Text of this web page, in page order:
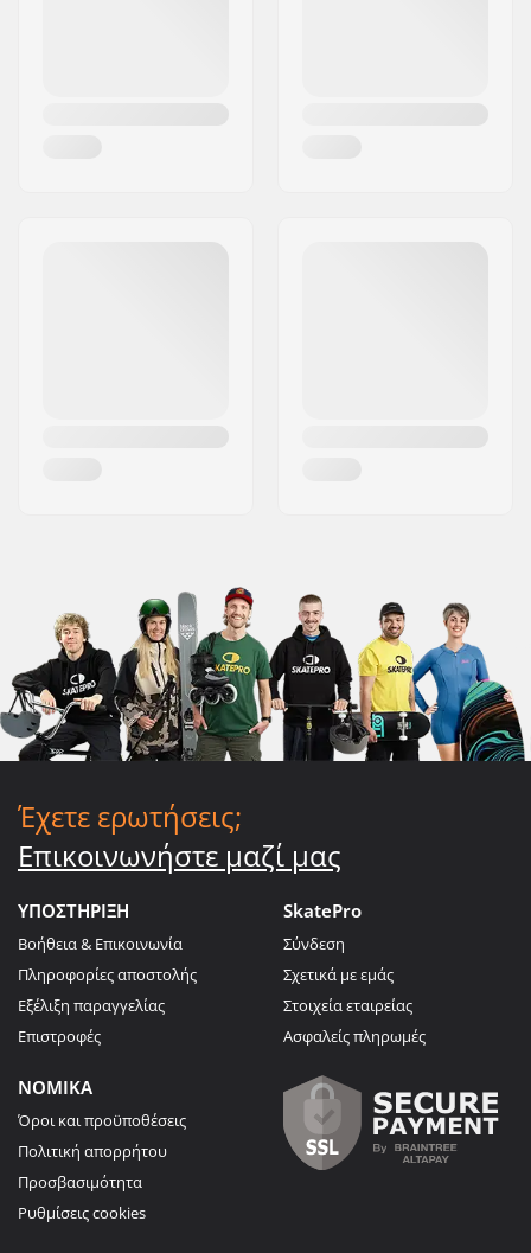
Έχετε ερωτήσεις;
Επικοινωνήστε μαζί μας
ΥΠΟΣΤΗΡΙΞΗ
Βοήθεια & Επικοινωνία
Πληροφορίες αποστολής
Εξέλιξη παραγγελίας
Επιστροφές
SkatePro
Σύνδεση
Σχετικά με εμάς
Στοιχεία εταιρείας
Ασφαλείς πληρωμές
ΝΟΜΙΚΑ
Όροι και προϋποθέσεις
Πολιτική απορρήτου
Προσβασιμότητα
Ρυθμίσεις cookies